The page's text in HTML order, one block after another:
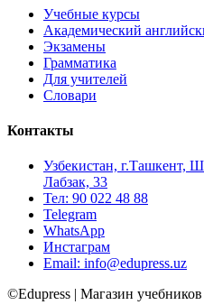
Учебные курсы
Академический
Экзамены
Грамматика
Для учителей
Словари
Контакты
Узбекистан, г.Ташкент,
Лабзак, 33
Тел: 90 022 48 88
Telegram
WhatsApp
Инстаграм
Email: info@edupress.uz
©Edupress | Магазин